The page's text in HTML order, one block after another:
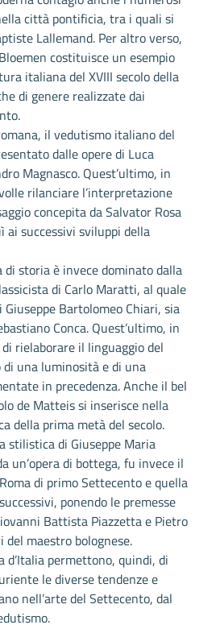
città pontificia, tra i quali si
Lallemand. Per altro verso,
costituisce un esempio
italiana del XVIII secolo della
di genere realizzate dai
il vedutismo italiano del
dalle opere di Luca
Magnasco. Quest’ultimo, in
rilanciare l’interpretazione
concepita da Salvator Rosa
successivi sviluppi della
di storia è invece dominato dalla
di Carlo Maratti, al quale
Bartolomeo Chiari, sia
Conca. Quest’ultimo, in
rielaborare il linguaggio del
una luminosità e di una
in precedenza. Anche il bel
de Matteis si inserisce nella
della prima metà del secolo.
stilistica di Giuseppe Maria
un’opera di bottega, fu invece il
di primo Settecento e quella
ponendo le premesse
Battista Piazzetta e Pietro
maestro bolognese.
d’Italia permettono, quindi, di
le diverse tendenze e
nell’arte del Settecento, dal